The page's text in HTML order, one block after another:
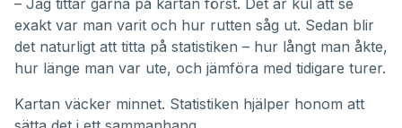
– Jag tittar gärna på kartan först. Det är kul att se
exakt var man varit och hur rutten såg ut. Sedan blir
det naturligt att titta på statistiken – hur långt man åkte,
hur länge man var ute, och jämföra med tidigare turer.
Kartan väcker minnet. Statistiken hjälper honom att